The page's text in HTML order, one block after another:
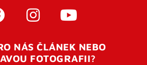
NÁS ČLÁNEK NEBO
FOTOGRAFII?